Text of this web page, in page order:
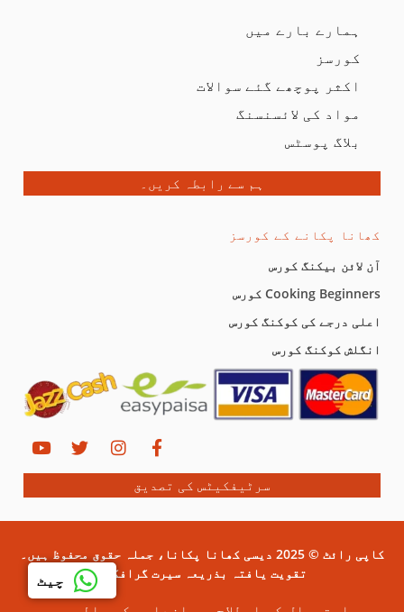
چیٹ
ہمارے بارے میں
کورسز
اکثر پوچھے گئے سوالات
مواد کی لائسنسنگ
بلاگ پوسٹس
ہم سے رابطہ کریں۔
کھانا پکانے کے کورسز
آن لائن بیکنگ کورس
Cooking Beginners کورس
اعلی درجے کی کوکنگ کورس
انگلش کوکنگ کورس
سرٹیفکیٹس کی تصدیق
کاپی رائٹ © 2025 دیسی کھانا پکانا، جملہ حقوق محفوظ ہیں۔
تقویت یافتہ بذریعہ سیرت گرافکس۔